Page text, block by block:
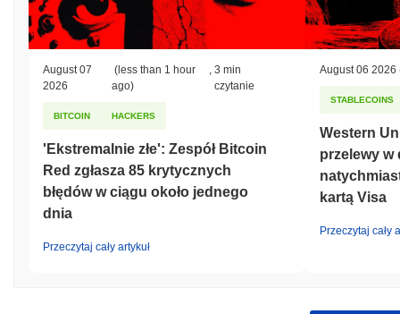
August 07
2026
(less than 1 hour
ago)
,3 min
czytanie
BITCOIN HACKERS
'Ekstremalnie złe': Zespół Bitcoin
Red zgłasza 85 krytycznych
błędów w ciągu około jednego
dnia
Przeczytaj cały artykuł
August 06 2026
STABLECOINS
Western
przelewy w
kartą Visa
Przeczytaj cały